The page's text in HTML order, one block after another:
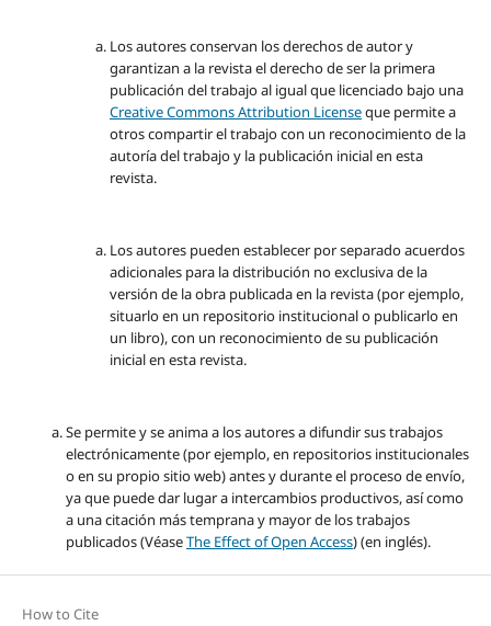
Los autores conservan los derechos de autor y
garantizan a la revista el derecho de ser la primera
publicación del trabajo al igual que licenciado bajo una
Creative Commons Attribution Licenseque permite a
otros compartir el trabajo con un reconocimiento de la
autoría del trabajo y la publicación inicial en esta
revista.
Los autores pueden establecer por separado acuerdos
adicionales para la distribución no exclusiva de la
versión de la obra publicada en la revista (por ejemplo,
situarlo en un repositorio institucional o publicarlo en
un libro), con un reconocimiento de su publicación
inicial en esta revista.
Se permite y se anima a los autores a difundir sus trabajos
electrónicamente (por ejemplo, en repositorios institucionales
o en su propio sitio web) antes y durante el proceso de envío,
ya que puede dar lugar a intercambios productivos, así como
a una citación más temprana y mayor de los trabajos
publicados (VéaseThe Effect of Open Access) (en inglés).
How to Cite